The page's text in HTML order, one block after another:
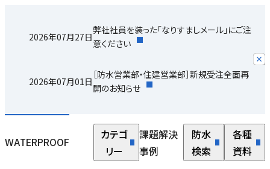
2026年07月27日
弊社社員を装った「なりすましメール」にご注
意ください
2026年07月01日
［防水営業部・住建営業部］新規受注全面再
開のお知らせ
WATERPROOF
カテゴ
リー
課題解決
事例
防水
検索
各種
資料